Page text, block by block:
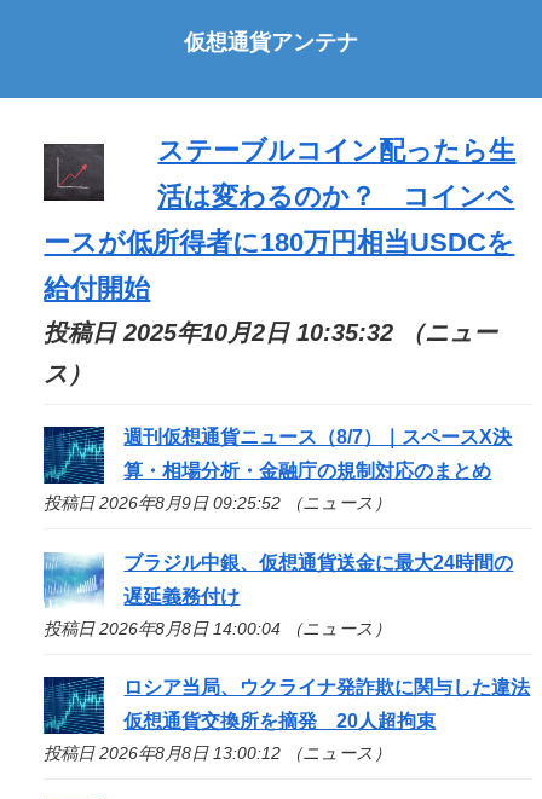
仮想通貨アンテナ
ステーブルコイン配ったら生
活は変わるのか？ コインベ
ースが低所得者に180万円相当USDCを
給付開始
投稿日 2025年10月2日 10:35:32 （ニュー
ス）
週刊仮想通貨ニュース（8/7）｜スペースX決
算・相場分析・金融庁の規制対応のまとめ
投稿日 2026年8月9日 09:25:52 （ニュース）
ブラジル中銀、仮想通貨送金に最大24時間の
遅延義務付け
投稿日 2026年8月8日 14:00:04 （ニュース）
ロシア当局、ウクライナ発詐欺に関与した違法
仮想通貨交換所を摘発 20人超拘束
投稿日 2026年8月8日 13:00:12 （ニュース）